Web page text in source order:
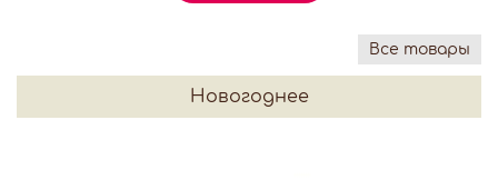
Все товары
Новогоднее